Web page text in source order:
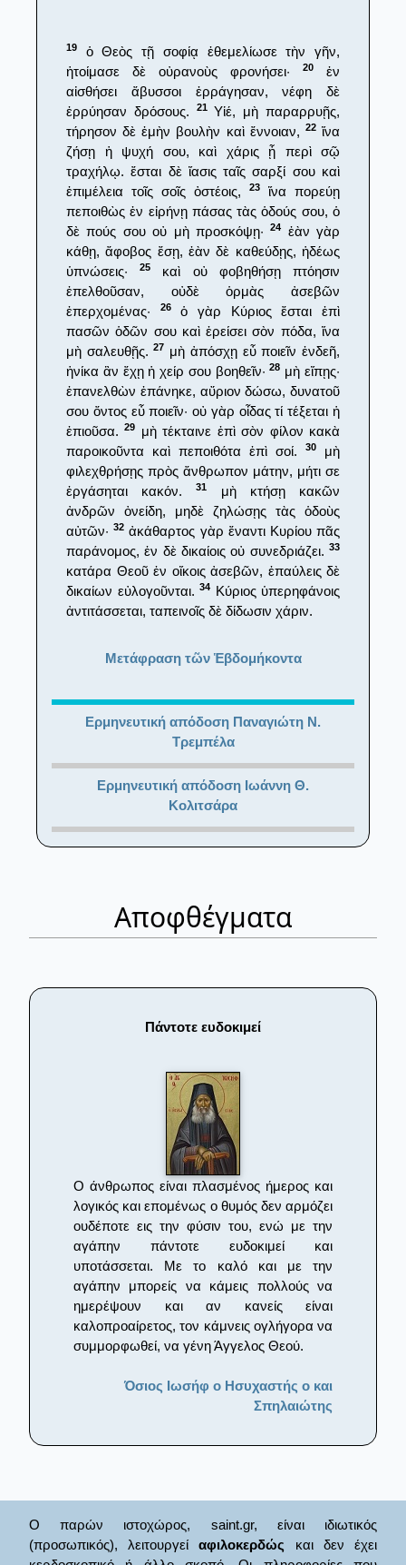
19
ὁ Θεὸς τῇ σοφίᾳ ἐθεμελίωσε τὴν γῆν,
ἡτοίμασε δὲ οὐρανοὺς φρονήσει·
20
ἐν
αἰσθήσει ἄβυσσοι ἐρράγησαν, νέφη δὲ
ἐρρύησαν δρόσους.
21Υἱέ, μὴ παραρρυῇς,
τήρησον δὲ ἐμὴν βουλὴν καὶ ἔννοιαν, 22ἵνα
ζήσῃ ἡ ψυχή σου, καὶ χάρις ᾖ περὶ σῷ
τραχήλῳ. ἔσται δὲ ἴασις ταῖς σαρξί σου καὶ
ἐπιμέλεια τοῖς σοῖς ὀστέοις,
23
ἵνα πορεύῃ
πεποιθὼς ἐν εἰρήνῃ πάσας τὰς ὁδούς σου, ὁ
δὲ πούς σου οὐ μὴ προσκόψῃ·24
ἐὰν γὰρ
κάθῃ, ἄφοβος ἔσῃ, ἐὰν δὲ καθεύδῃς, ἡδέως
ὑπνώσεις·25
καὶ οὐ φοβηθήσῃ πτόησιν
ἐπελθοῦσαν, οὐδὲ ὁρμὰς ἀσεβῶν
ἐπερχομένας·
26ὁ γὰρ Κύριος ἔσται ἐπὶ
πασῶν ὁδῶν σου καὶ ἐρείσει σὸν πόδα, ἵνα
μὴ σαλευθῇς.27 μὴ ἀπόσχῃ εὖ ποιεῖν ἐνδεῆ,
ἡνίκα ἂν ἔχῃ ἡ χείρ σου βοηθεῖν·28 μὴ εἴπῃς·
ἐπανελθὼν ἐπάνηκε, αὔριον δώσω, δυνατοῦ
σου ὄντος εὖ ποιεῖν· οὐ γὰρ οἶδας τί τέξεται ἡ
ἐπιοῦσα.29
μὴ τέκταινε ἐπὶ σὸν φίλον κακὰ
παροικοῦντα καὶ πεποιθότα ἐπὶ σοί.
30
μὴ
φιλεχθρήσῃς πρὸς ἄνθρωπον μάτην, μήτι σε
ἐργάσηται κακόν.31
μὴ κτήσῃ κακῶν
ἀνδρῶν ὀνείδη, μηδὲ ζηλώσῃς τὰς ὁδοὺς
αὐτῶν·32 ἀκάθαρτος γὰρ ἔναντι Κυρίου πᾶς
παράνομος, ἐν δὲ δικαίοις οὐ συνεδριάζει. 33
κατάρα Θεοῦ ἐν οἴκοις ἀσεβῶν, ἐπαύλεις δὲ
δικαίων εὐλογοῦνται. 34 Κύριος ὑπερηφάνοις
ἀντιτάσσεται, ταπεινοῖς δὲ δίδωσιν χάριν.
Μετάφραση τῶν Ἑβδομήκοντα
Ερμηνευτική απόδοση Παναγιώτη Ν.
Τρεμπέλα
Ερμηνευτική απόδοση Ιωάννη Θ.
Κολιτσάρα
Αποφθέγματα
Πάντοτε ευδοκιμεί
Ο άνθρωπος είναι πλασμένος ήμερος και
λογικός και επομένως ο θυμός δεν αρμόζει
ουδέποτε εις την φύσιν του, ενώ με την
αγάπην πάντοτε ευδοκιμεί και
υποτάσσεται. Με το καλό και με την
αγάπην μπορείς να κάμεις πολλούς να
ημερέψουν και αν κανείς είναι
καλοπροαίρετος, τον κάμνεις ογλήγορα να
συμμορφωθεί, να γένη Άγγελος Θεού.
Όσιος Ιωσήφ ο Ησυχαστής ο και
Σπηλαιώτης
Ο παρών ιστοχώρος, saint.gr, είναι ιδιωτικός
(προσωπικός), λειτουργείαφιλοκερδώς και δεν έχει